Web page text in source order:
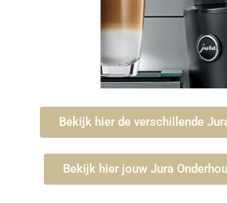
Bekijk hier de verschillende
Bekijk hier jouw Jura